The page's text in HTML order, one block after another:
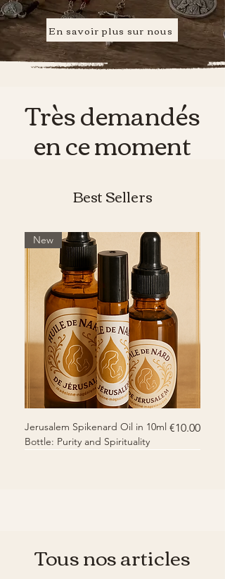
En savoir plus sur nous
Très demandés
en ce moment
Best Sellers
New
Jerusalem Spikenard Oil in 10ml
Bottle: Purity and Spirituality
Price
€10.00
Tous nos articles